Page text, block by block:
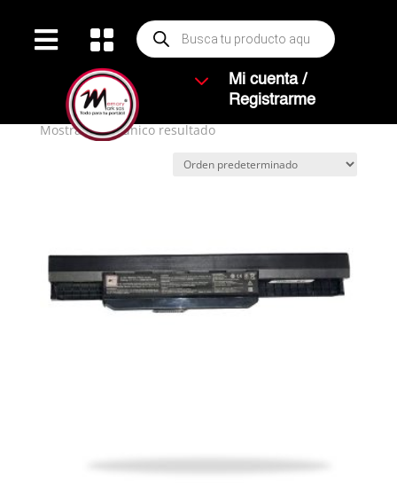
  Búsqueda
de
productos
3
Mi cuenta /
Registrarme
/ Productos etiquetados “P43”
P43
Mostrando el único resultado